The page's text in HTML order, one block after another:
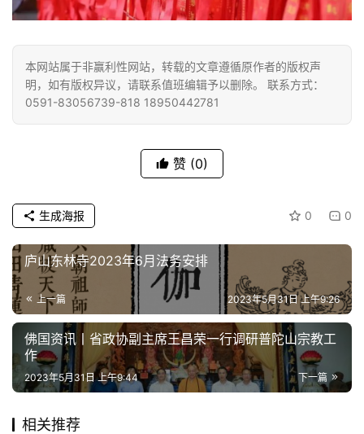
术
策
法
明
本网站属于非赢利性网站，转载的文章遵循原作者的版权声
明，如有版权异议，请联系值班编辑予以删除。 联系方式：
0591-83056739-818 18950442781
赞 (0)
0 0
生成海报
庐山东林寺2023年6月法务安排
上一篇 2023年5月31日 上午9:26
佛国资讯丨省政协副主席王昌荣一行调研普陀山宗教工
作
下一篇
2023年5月31日 上午9:44
相关推荐